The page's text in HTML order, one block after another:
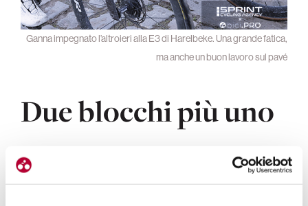
Ganna impegnato l’altroieri alla E3 di Harelbeke. Una grande fatica,
ma anche un buon lavoro sul pavé
Due blocchi più uno
Quei due blocchi fanno sognare gli appassionati,
destano curiosità. Cosa avrà fatto mai Filippo